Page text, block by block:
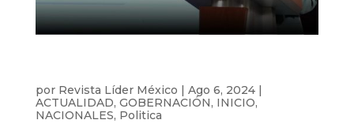
por Revista Líder México | Ago 6, 2024|
ACTUALIDAD, GOBERNACIÓN, INICIO,
NACIONALES, Politica